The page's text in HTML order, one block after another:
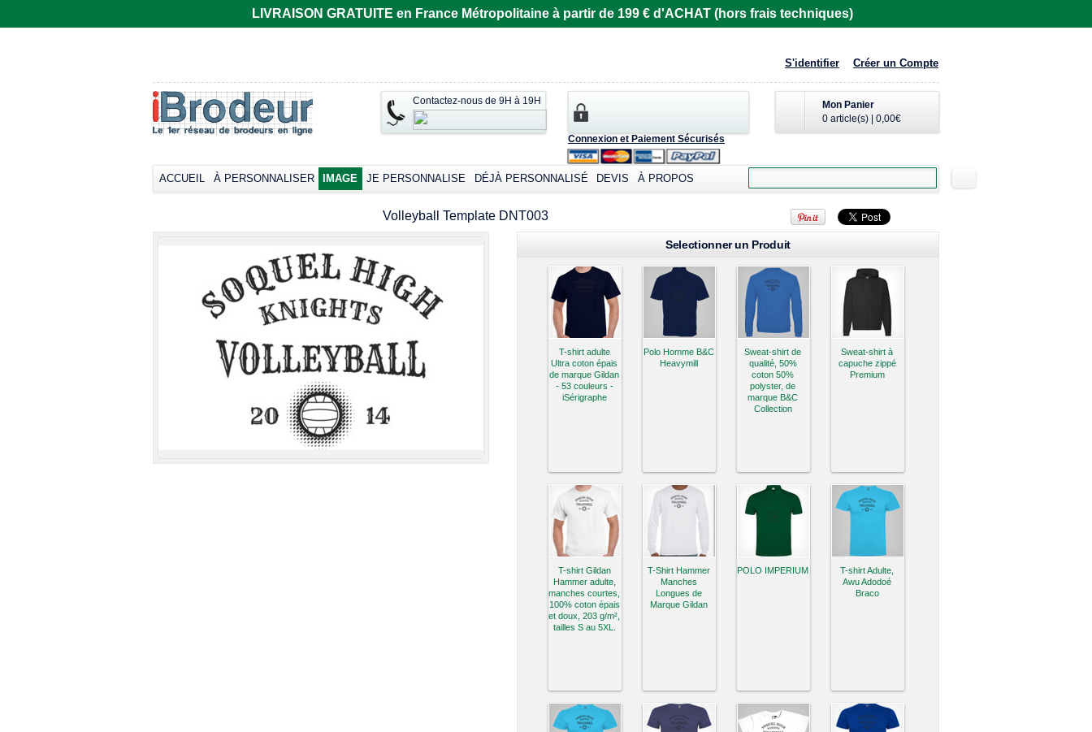
LIVRAISON GRATUITE en France Métropolitaine à partir de 199 € d'ACHAT (hors frais techniques)
S'identifier Créer un Compte
Mon Panier
0 article(s)
0,00€
Connexion et Paiement Sécurisés
Contactez-nous de 9H à 19H
ACCUEIL À PERSONNALISER IMAGE JE PERSONNALISE DÉJÀ PERSONNALISÉ DEVIS À PROPOS
Volleyball Template DNT003
Imprimer dès
40,15€*
Sérigraphier dès
23,26€ *
40,15€*
Imprimer dès
32,81€
view all customizable products
Selectionner un Produit
T-shirt adulte
Ultra coton épais
de marque Gildan
- 53 couleurs -
iSérigraphe
Polo Homme B&C
Heavymill
Sweat-shirt de
qualité, 50%
coton 50%
polyster, de
marque B&C
Collection
Sweat-shirt à
capuche zippé
Premium
T-shirt Gildan
Hammer adulte,
manches courtes,
100% coton épais
et doux, 203 g/m²,
tailles S au 5XL.
T-Shirt Hammer
Manches
Longues de
Marque Gildan
POLO IMPERIUM
T-shirt Adulte,
Awu Adodoé
Braco